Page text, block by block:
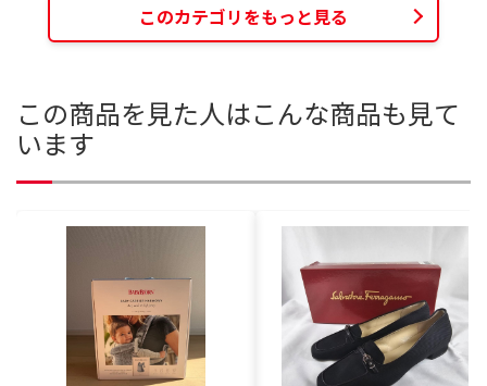
このカテゴリをもっと見る
この商品を見た人はこんな商品も見て
います